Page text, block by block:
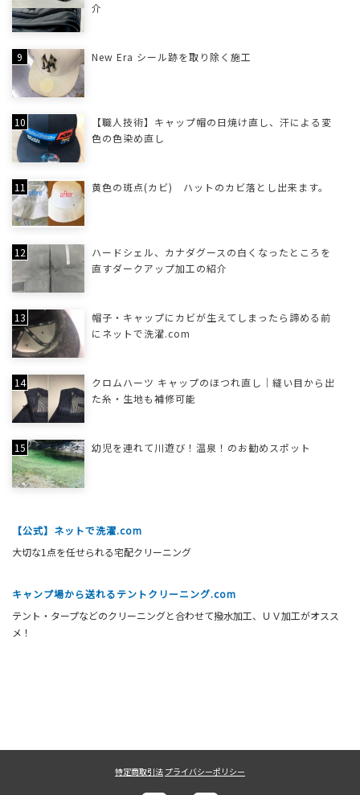
介
New Era シール跡を取り除く施工
【職人技術】キャップ帽の日焼け直し、汗による変
色の色染め直し
黄色の斑点(カビ) ハットのカビ落とし出来ます。
ハードシェル、カナダグースの白くなったところを
直すダークアップ加工の紹介
帽子・キャップにカビが生えてしまったら諦める前
にネットで洗濯.com
クロムハーツ キャップのほつれ直し｜縫い目から出
た糸・生地も補修可能
幼児を連れて川遊び！温泉！のお勧めスポット
【公式】ネットで洗濯.com
大切な1点を任せられる宅配クリーニング
キャンプ場から送れるテントクリーニング.com
テント・タープなどのクリーニングと合わせて撥水加工、ＵＶ加工がオスス
メ！
特定商取引法 プライバシーポリシー